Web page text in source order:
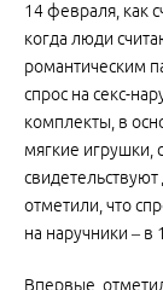
14 февраля, как
когда люди
романтическим
спрос на секс-
комплекты, в
мягкие игрушки,
отметили, что
на наручники – в
Впервые,